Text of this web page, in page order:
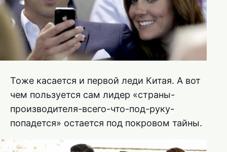
Тоже касается и первой леди Китая. А вот
чем пользуется сам лидер «страны-
производителя-всего-что-под-руку-
попадется» остается под покровом тайны.